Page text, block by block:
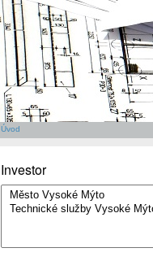
Úvod
Investor